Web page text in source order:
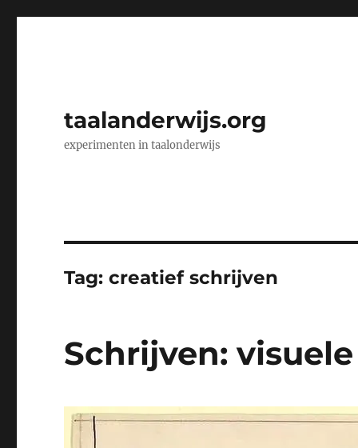
taalanderwijs.org
experimenten in taalonderwijs
Tag:creatief schrijven
Schrijven: